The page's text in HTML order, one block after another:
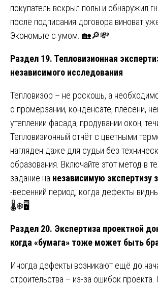
покупатель вскрыл полы и обнаружил
после подписания договора виноват
Экономьте с умом. 🏡🔎💸
Раздел 19. Тепловизионная
независимого исследования
Тепловизор – не роскошь, а
о промерзании, конденсате, плесени,
утеплении фасада, продувании окон,
Тепловизионный отчёт с цветными
нагляден даже для судьи без
образования. Включайте этот метод в
задание на независимую экспертизу
-весенний период, когда дефекты
🌡️❄️🖥️
Раздел 20. Экспертиза проектной
когда «бумага» тоже может быть
Иногда дефекты возникают ещё до
строительства – из-за ошибок проекта.